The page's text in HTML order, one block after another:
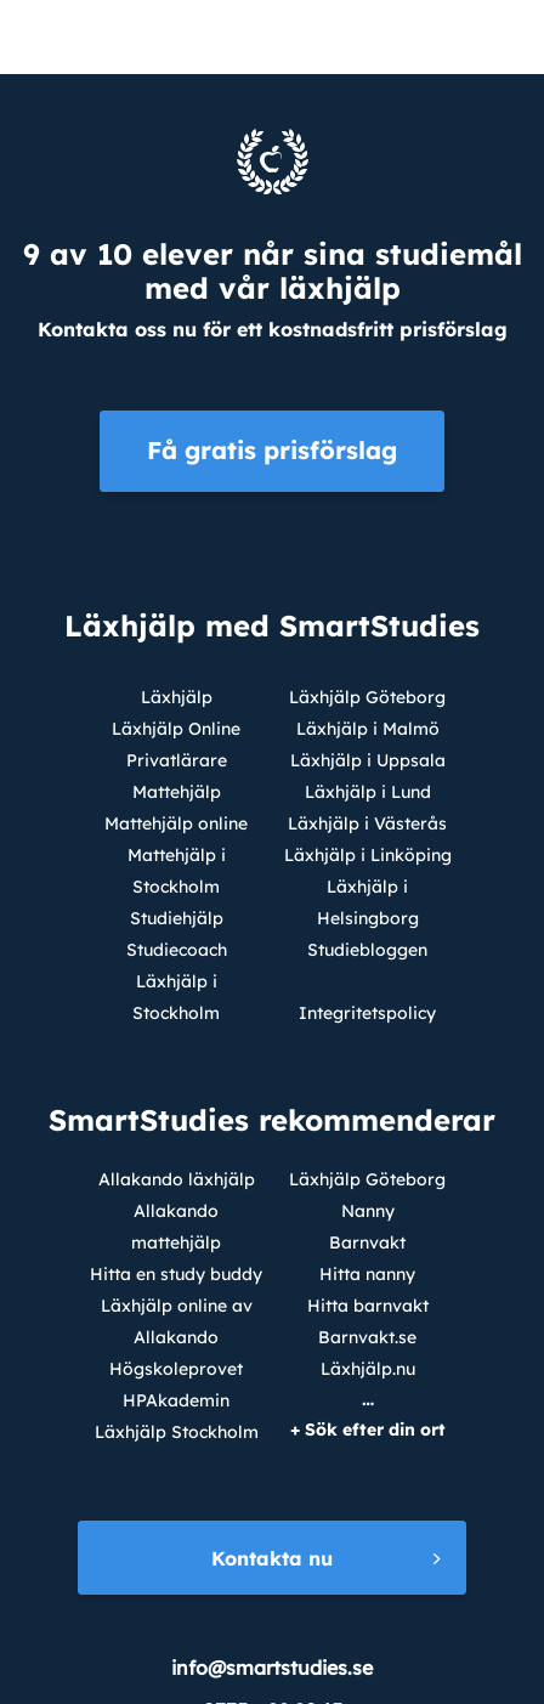
9 av 10 elever når sina studiemål
med vår läxhjälp
Kontakta oss nu för ett kostnadsfritt prisförslag
Få gratis prisförslag
Läxhjälp med SmartStudies
Läxhjälp
Läxhjälp Online
Privatlärare
Mattehjälp
Mattehjälp online
Mattehjälp i
Stockholm
Studiehjälp
Studiecoach
Läxhjälp i
Stockholm
Läxhjälp Göteborg
Läxhjälp i Malmö
Läxhjälp i Uppsala
Läxhjälp i Lund
Läxhjälp i Västerås
Läxhjälp i Linköping
Läxhjälp i
Helsingborg
Studiebloggen
Integritetspolicy
SmartStudies rekommenderar
Allakando läxhjälp
Allakando
mattehjälp
Hitta en study buddy
Läxhjälp online av
Allakando
Högskoleprovet
HPAkademin
Läxhjälp Stockholm
Läxhjälp Göteborg
Nanny
Barnvakt
Hitta nanny
Hitta barnvakt
Barnvakt.se
Läxhjälp.nu
…
+ Sök efter din ort
info@smartstudies.se
Kontakta nu